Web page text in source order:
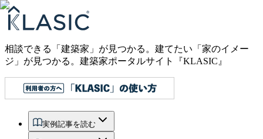
相談できる「建築家」が見つかる。建てたい「家のイメー
ジ」が見つかる。 建築家ポータルサイト『KLASIC』
実例記事を読む